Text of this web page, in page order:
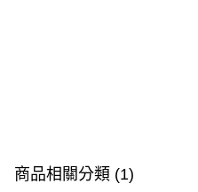
商品相關分類 (1)